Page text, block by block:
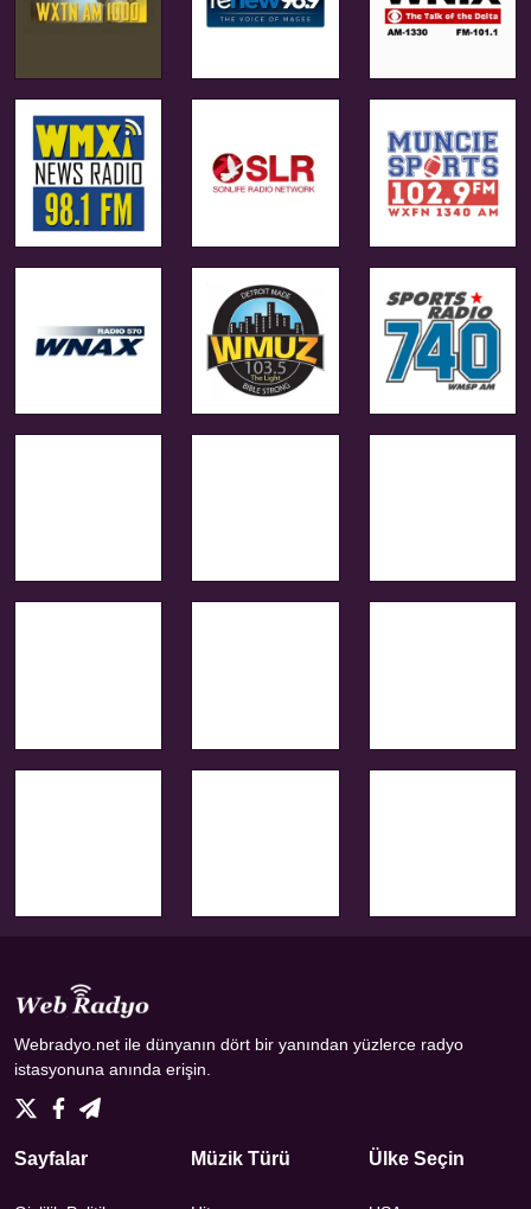
Webradyo.net ile dünyanın dört bir yanından yüzlerce radyo
istasyonuna anında erişin.
Sayfalar Müzik Türü Ülke Seçin